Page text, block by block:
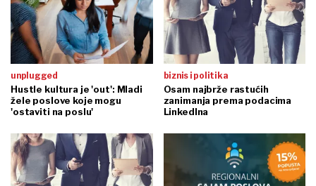
unplugged
Hustle kultura je 'out': Mladi
žele poslove koje mogu
'ostaviti na poslu'
biznis i politika
Osam najbrže rastućih
zanimanja prema podacima
LinkedIna